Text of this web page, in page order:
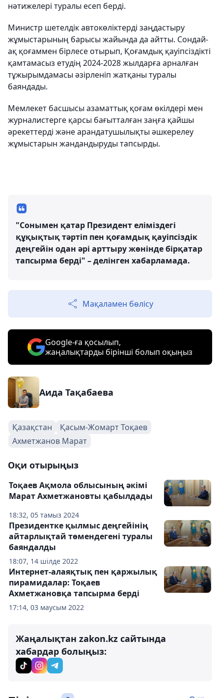
нәтижелері туралы есеп берді.
Министр шетелдік автокөліктерді заңдастыру
жұмыстарының барысы жайында да айтты. Сондай-
ақ қоғаммен бірлесе отырып, Қоғамдық қауіпсіздікті
қамтамасыз етудің 2024-2028 жылдарға арналған
тұжырымдамасы әзірленіп жатқаны туралы
баяндады.
Мемлекет басшысы азаматтық қоғам өкілдері мен
журналистерге қарсы бағытталған заңға қайшы
әрекеттерді және арандатушылықты әшкерелеу
жұмыстарын жандандыруды тапсырды.
"Сонымен қатар Президент еліміздегі
құқықтық тәртіп пен қоғамдық қауіпсіздік
деңгейін одан әрі арттыру жөнінде бірқатар
тапсырма берді" – делінген хабарламада.
Мақаламен бөлісу
Google-ға қосылып,
жаңалықтарды бірінші болып оқыңыз
Аида Тақабаева
Қазақстан
Қасым-Жомарт Тоқаев
Ахметжанов Марат
Оқи отырыңыз
18:32, 05 тамыз 2024
Тоқаев Ақмола облысының әкімі
Марат Ахметжановты қабылдады
18:07, 14 шілде 2022
Президентке қылмыс деңгейінің
айтарлықтай төмендегені туралы
баяндалды
17:14, 03 маусым 2022
Интернет-алаяқтық пен қаржылық
пирамидалар: Тоқаев
Ахметжановқа тапсырма берді
Жаңалықтан zakon.kz сайтында
хабардар болыңыз: